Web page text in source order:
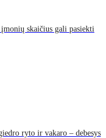
skaičius gali pasiekti
ryto ir vakaro – debesys